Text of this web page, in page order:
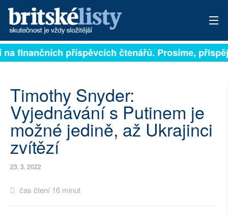
PŘIHLÁSIT
ARCHIV
ROZHOVORY
TÉMATA
NEJČTENĚJŠÍ ZA 7 DNÍ
AUTOŘI
příspěvcích čtenářů. Prosíme,
Timothy Snyder:
Vyjednávání s Putinem je
možné jedině, až Ukrajinci
zvítězí
23. 3. 2022
čas čtení 16 minut